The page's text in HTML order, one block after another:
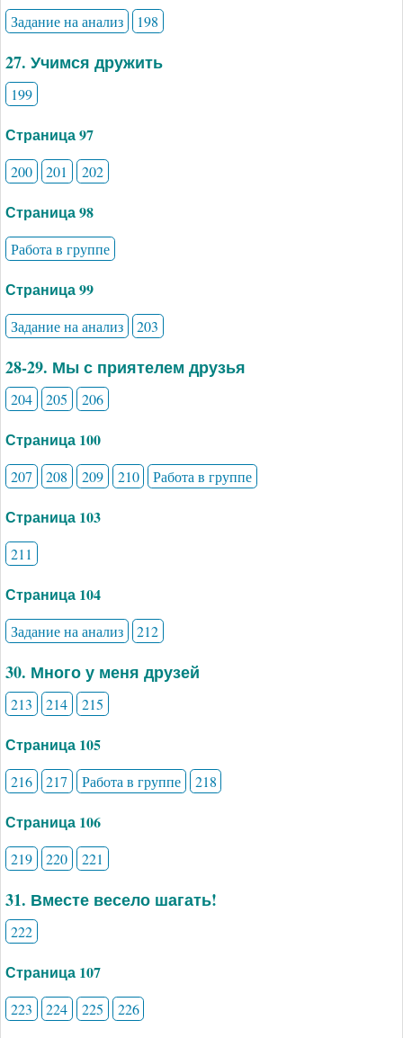
Задание на анализ 198
27. Учимся дружить
199
Страница 97
200 201 202
Страница 98
Работа в группе
Страница 99
Задание на анализ 203
28-29. Мы с приятелем друзья
204 205 206
Страница 100
207 208 209 210 Работа в группе
Страница 103
211
Страница 104
Задание на анализ 212
30. Много у меня друзей
213 214 215
Страница 105
216 217 Работа в группе 218
Страница 106
219 220 221
31. Вместе весело шагать!
222
Страница 107
223 224 225 226